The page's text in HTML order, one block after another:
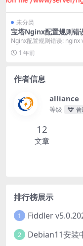
未分类
宝塔Nginx配置规则错
x: [emerg] unknown
ookie_value” variable
Nginx配置规则错误: nginx
nginx/1.26.3...
1 年前
作者信息
alliance
等级 普
12
文章
排行榜展示
1 Fiddler
2 Debian11安装